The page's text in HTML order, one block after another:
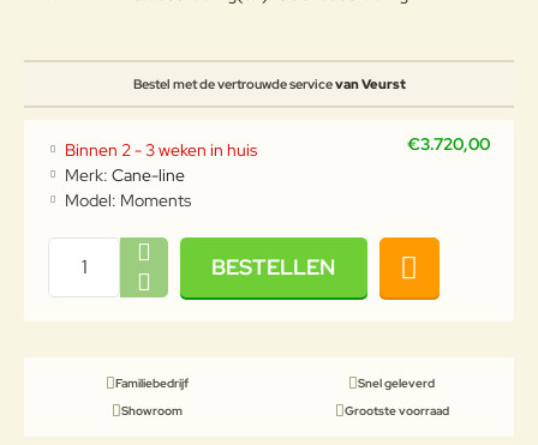
Bestel met de vertrouwde servicevan Veurst
€3.720,00
Binnen 2 - 3 weken in huis
Merk: Cane-line
Model: Moments
BESTELLEN
Familiebedrijf
Snel geleverd
Showroom
Grootste voorraad